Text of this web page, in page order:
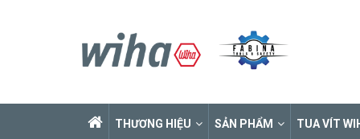
THƯƠNG HIỆU SẢN PHẨM TUA VÍT